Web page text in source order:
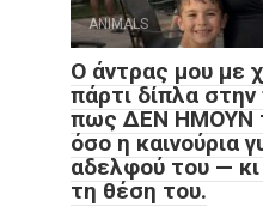
ANIMALS
Ο άντρας μου με
πάρτι δίπλα στην
πως ΔΕΝ ΗΜΟΥΝ
όσο η καινούρια
αδελφού του — κι
τη θέση του.